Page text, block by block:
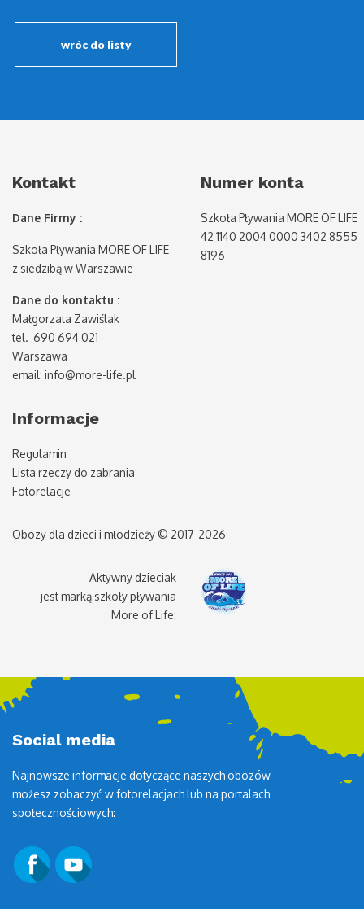
wróc do listy
Kontakt
Dane Firmy :
Szkoła Pływania MORE OF LIFE
z siedzibą w Warszawie
Dane do kontaktu :
Małgorzata Zawiślak
tel. 690 694 021
Warszawa
email: info@more-life.pl
Numer konta
Szkoła Pływania MORE OF LIFE
42 1140 2004 0000 3402 8555
8196
Informacje
Regulamin
Lista rzeczy do zabrania
Fotorelacje
Obozy dla dzieci i młodzieży © 2017-2026
Aktywny dzieciak
jest marką szkoły pływania
More of Life:
Social media
Najnowsze informacje dotyczące naszych obozów
możesz zobaczyć w fotorelacjach lub na portalach
społecznościowych: